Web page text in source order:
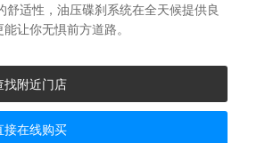
适性，油压碟刹系统在全天候提供良
让你无惧前方道路。
找附近门店
接在线购买